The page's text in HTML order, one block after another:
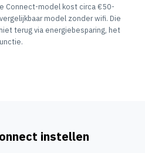
Connect-model kost circa €50-
model zonder wifi. Die
terug via energiebesparing, het
instellen